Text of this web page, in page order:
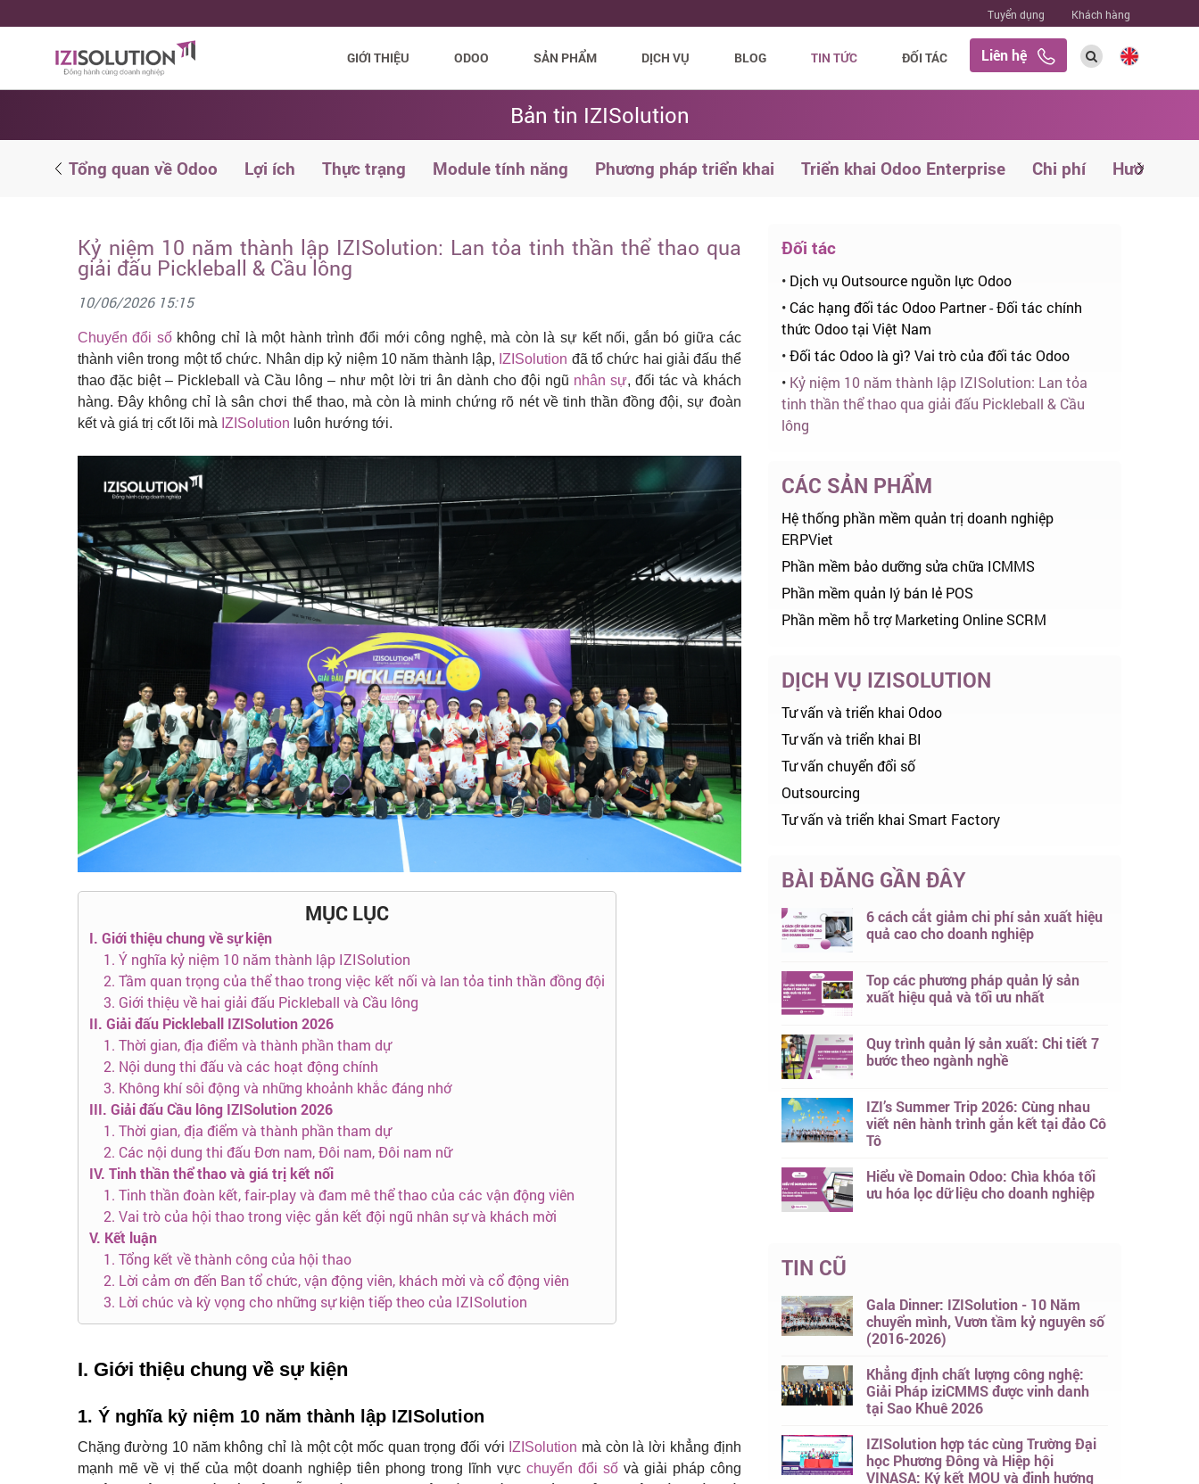
Tuyển dụng Khách hàng
GIỚI THIỆU ODOO SẢN PHẨM DỊCH VỤ BLOG TIN TỨC ĐỐI TÁC Liên hệ
Bản tin IZISolution
Tổng quan về Odoo Lợi ích Thực trạng Module tính năng Phương pháp triển khai Triển khai Odoo Enterprise Chi phí Hướng
Kỷ niệm 10 năm thành lập IZISolution: Lan tỏa tinh thần thể thao qua
giải đấu Pickleball & Cầu lông
10/06/2026 15:15
Chuyển đổi sốkhông chỉ là một hành trình đổi mới công nghệ, mà còn là sự kết nối, gắn bó giữa các
thành viên trong một tổ chức. Nhân dịp kỷ niệm 10 năm thành lập, IZISolution đã tổ chức hai giải đấu thể
thao đặc biệt – Pickleball và Cầu lông – như một lời tri ân dành cho đội ngũ nhân sự, đối tác và khách
hàng. Đây không chỉ là sân chơi thể thao, mà còn là minh chứng rõ nét về tinh thần đồng đội, sự đoàn
kết và giá trị cốt lõi mà IZISolution luôn hướng tới.
MỤC LỤC
I. Giới thiệu chung về sự kiện
1. Ý nghĩa kỷ niệm 10 năm thành lập IZISolution
2. Tầm quan trọng của thể thao trong việc kết nối và lan tỏa tinh thần đồng đội
3. Giới thiệu về hai giải đấu Pickleball và Cầu lông
II. Giải đấu Pickleball IZISolution 2026
1. Thời gian, địa điểm và thành phần tham dự
2. Nội dung thi đấu và các hoạt động chính
3. Không khí sôi động và những khoảnh khắc đáng nhớ
III. Giải đấu Cầu lông IZISolution 2026
1. Thời gian, địa điểm và thành phần tham dự
2. Các nội dung thi đấu Đơn nam, Đôi nam, Đôi nam nữ
IV. Tinh thần thể thao và giá trị kết nối
1. Tinh thần đoàn kết, fair-play và đam mê thể thao của các vận động viên
2. Vai trò của hội thao trong việc gắn kết đội ngũ nhân sự và khách mời
V. Kết luận
1. Tổng kết về thành công của hội thao
2. Lời cảm ơn đến Ban tổ chức, vận động viên, khách mời và cổ động viên
3. Lời chúc và kỳ vọng cho những sự kiện tiếp theo của IZISolution
I. Giới thiệu chung về sự kiện
1. Ý nghĩa kỷ niệm 10 năm thành lập IZISolution
Chặng đường 10 năm không chỉ là một cột mốc quan trọng đối với IZISolution mà còn là lời khẳng định
mạnh mẽ về vị thế của một doanh nghiệp tiên phong trong lĩnh vực chuyển đổi sốvà giải pháp công
Đối tác
• Dịch vụ Outsource nguồn lực Odoo
• Các hạng đối tác Odoo Partner - Đối tác chính
thức Odoo tại Việt Nam
•Đối tác Odoo là gì? Vai trò của đối tác Odoo
• Kỷ niệm 10 năm thành lập IZISolution: Lan tỏa
tinh thần thể thao qua giải đấu Pickleball & Cầu
lông
CÁC SẢN PHẨM
Hệ thống phần mềm quản trị doanh nghiệp
ERPViet
Phần mềm bảo dưỡng sửa chữa ICMMS
Phần mềm quản lý bán lẻ POS
Phần mềm hỗ trợ Marketing Online SCRM
DỊCH VỤ IZISOLUTION
Tư vấn và triển khai Odoo
Tư vấn và triển khai BI
Tư vấn chuyển đổi số
Outsourcing
Tư vấn và triển khai Smart Factory
BÀI ĐĂNG GẦN ĐÂY
6 cách cắt giảm chi phí sản xuất hiệu
quả cao cho doanh nghiệp
Top các phương pháp quản lý sản
xuất hiệu quả và tối ưu nhất
Quy trình quản lý sản xuất: Chi tiết 7
bước theo ngành nghề
IZI’s Summer Trip 2026: Cùng nhau
viết nên hành trình gắn kết tại đảo Cô
Tô
Hiểu về Domain Odoo: Chìa khóa tối
ưu hóa lọc dữ liệu cho doanh nghiệp
TIN CŨ
Gala Dinner: IZISolution - 10 Năm
chuyển mình, Vươn tầm kỷ nguyên số
(2016-2026)
Khẳng định chất lượng công nghệ:
Giải Pháp iziCMMS được vinh danh
tại Sao Khuê 2026
IZISolution hợp tác cùng Trường Đại
học Phương Đông và Hiệp hội
VINASA: Ký kết MOU và định hướng